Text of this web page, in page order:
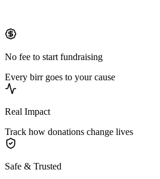
No fee to start fundraising
Every birr goes to your cause
Real Impact
Track how donations change lives
Safe & Trusted